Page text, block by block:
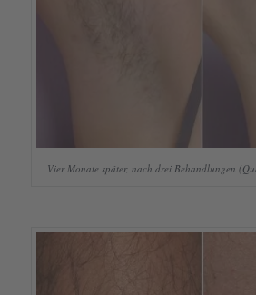
Vier Monate später, nach drei Behand­lun­gen